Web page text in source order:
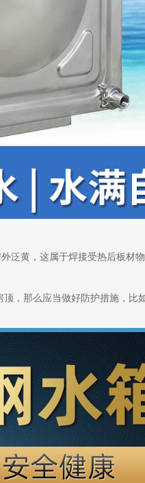
泛黄，这属于焊接受热后板材
，那么应当做好防护措施，比